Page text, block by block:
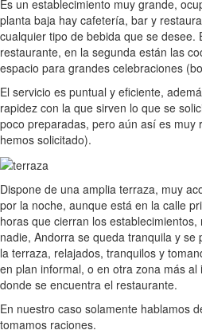
Es un establecimiento muy grande,
planta baja hay cafetería, bar y
cualquier tipo de bebida que se desee.
restaurante, en la segunda están las
espacio para grandes celebraciones
El servicio es puntual y eficiente,
rapidez con la que sirven lo que se
poco preparadas, pero aún así es muy
hemos solicitado).
Dispone de una amplia terraza, muy
por la noche, aunque está en la calle
horas que cierran los
nadie, Andorra se queda tranquila y
la terraza, relajados, tranquilos y
en plan informal, o en otra zona más
donde se encuentra el restaurante.
En nuestro caso solamente hablamos
tomamos raciones.